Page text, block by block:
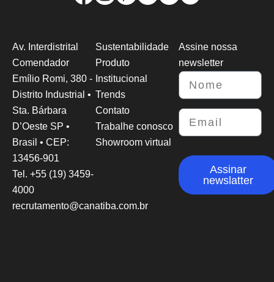
Av. Interdistrital
Comendador
Emílio Romi, 380 -
Distrito Industrial •
Sta. Bárbara
D’Oeste SP •
Brasil • CEP:
13456-901
Tel. +55 (19) 3459-
4000
recrutamento@canatiba.com.br
Sustentabilidade
Produto
Institucional
Trends
Contato
Trabalhe conosco
Showroom virtual
Assine nossa
newsletter
Assinar
newslatter